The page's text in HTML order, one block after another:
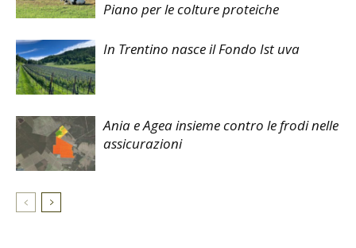
Piano per le colture proteiche
In Trentino nasce il Fondo Ist uva
Ania e Agea insieme contro le frodi nelle
assicurazioni